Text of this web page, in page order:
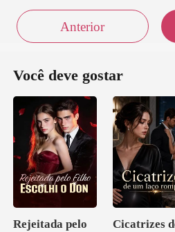
Anterior
Você deve gostar
Rejeitada pelo
Cicatrizes